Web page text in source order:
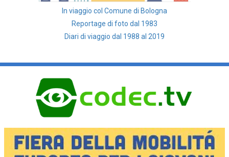
In viaggio col Comune di Bologna
Reportage di foto dal 1983
Diari di viaggio dal 1988 al 2019